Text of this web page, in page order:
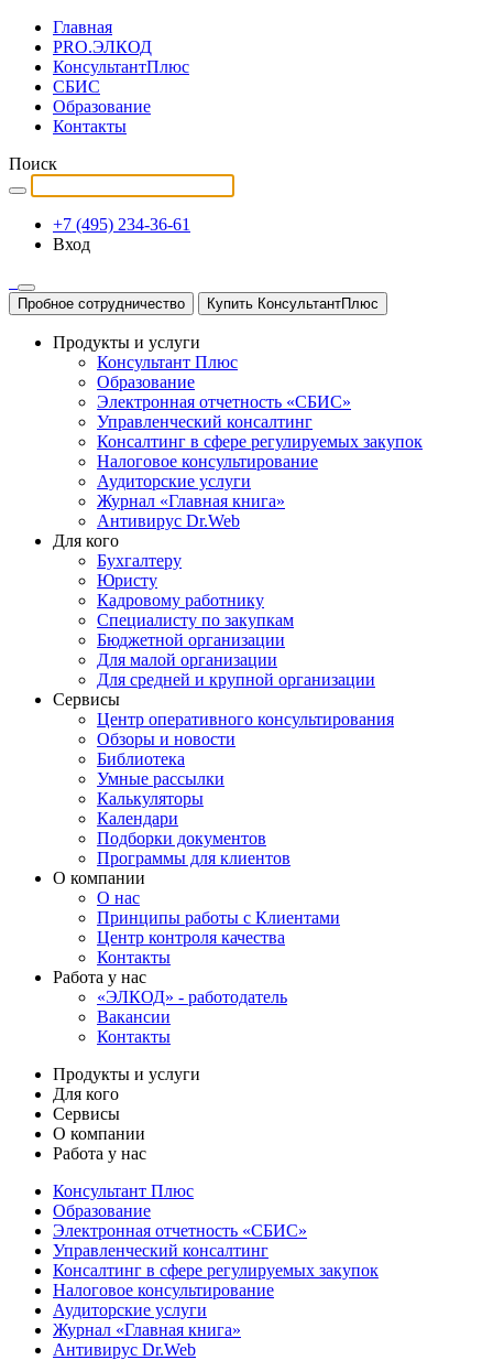
Главная
PRO.ЭЛКОД
КонсультантПлюс
СБИС
Образование
Контакты
Поиск
+7 (495) 234-36-61
Вход
Пробное сотрудничество Купить КонсультантПлюс
Продукты и услуги
Консультант Плюс
Образование
Электронная отчетность «СБИС»
Управленческий консалтинг
Консалтинг в сфере регулируемых закупок
Налоговое консультирование
Аудиторские услуги
Журнал «Главная книга»
Антивирус Dr.Web
Для кого
Бухгалтеру
Юристу
Кадровому работнику
Специалисту по закупкам
Бюджетной организации
Для малой организации
Для средней и крупной организации
Сервисы
Центр оперативного консультирования
Обзоры и новости
Библиотека
Умные рассылки
Калькуляторы
Календари
Подборки документов
Программы для клиентов
О компании
О нас
Принципы работы с Клиентами
Центр контроля качества
Контакты
Работа у нас
«ЭЛКОД» - работодатель
Вакансии
Контакты
Продукты и услуги
Для кого
Сервисы
О компании
Работа у нас
Консультант Плюс
Образование
Электронная отчетность «СБИС»
Управленческий консалтинг
Консалтинг в сфере регулируемых закупок
Налоговое консультирование
Аудиторские услуги
Журнал «Главная книга»
Антивирус Dr.Web